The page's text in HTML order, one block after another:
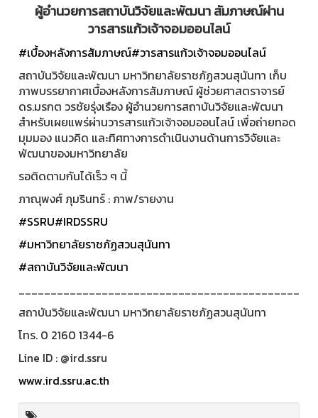
ผู้อำนวยการสถาบันวิจัยและพัฒนา สัมภาษณ์ผ่าน
วารสารแก้วเจ้าจอมออนไลน์
#เบื้องหลังการสัมภาษณ์#วารสารแก้วเจ้าจอมออนไลน์
สถาบันวิจัยและพัฒนา มหาวิทยาลัยราชภัฏสวนสุนันทา เก็บ
ภาพบรรยากาศเบื้องหลังการสัมภาษณ์ ผู้ช่วยศาสตราจารย์
ดร.มรกต วรชัยรุ่งเรือง ผู้อำนวยการสถาบันวิจัยและพัฒนา
สำหรับเผยแพร่ผ่านวารสารแก้วเจ้าจอมออนไลน์ เพื่อถ่ายทอด
มุมมอง แนวคิด และทิศทางการดำเนินงานด้านการวิจัยและ
พัฒนาของมหาวิทยาลัย
รอติดตามกันได้เร็ว ๆ นี้
ภาณุพงศ์ ภุมรินทร์ : ภาพ/รายงาน
#SSRU#IRDSSRU
#มหาวิทยาลัยราชภัฏสวนสุนันทา
#สถาบันวิจัยและพัฒนา
____________________________________________
สถาบันวิจัยและพัฒนา มหาวิทยาลัยราชภัฏสวนสุนันทา
โทร. 0 2160 1344-6
Line ID : @ird.ssru
www.ird.ssru.ac.th